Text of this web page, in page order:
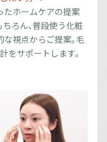
たホームケアの提案
ろん、普段使う化粧
視点からご提案。毛
をサポートします。